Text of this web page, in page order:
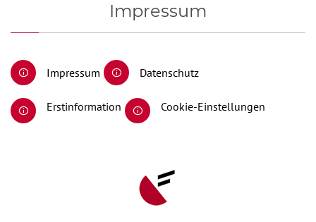
Impressum
Impressum Datenschutz
Erstinformation Cookie-Einstellungen